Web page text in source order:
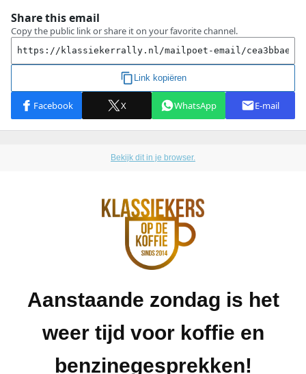
Bekijk dit in je browser.
Aanstaande zondag is het
weer tijd voor koffie en
benzinegesprekken!